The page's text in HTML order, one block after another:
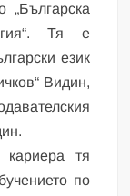
„Българска
Тя е
език
Видин,
кариера тя
по